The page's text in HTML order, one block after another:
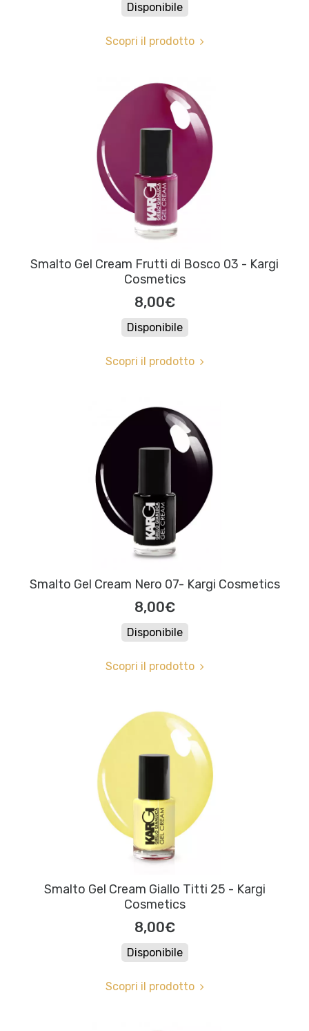
Disponibile
Scopri il prodotto
Smalto Gel Cream Frutti di Bosco 03 - Kargi
Cosmetics
8,00€
Disponibile
Scopri il prodotto
Smalto Gel Cream Nero 07- Kargi Cosmetics
8,00€
Disponibile
Scopri il prodotto
Smalto Gel Cream Giallo Titti 25 - Kargi
Cosmetics
8,00€
Disponibile
Scopri il prodotto